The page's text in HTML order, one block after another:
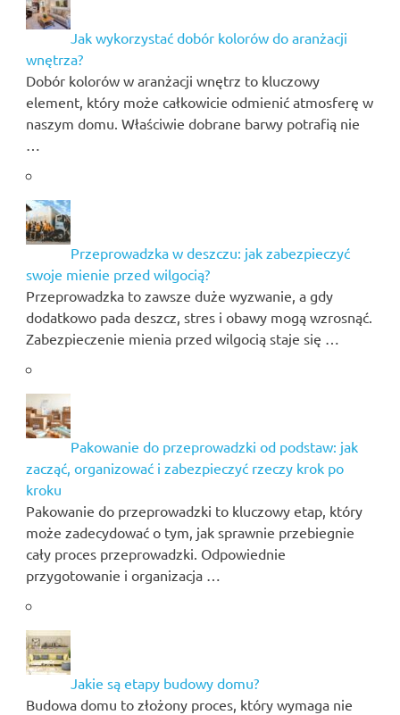
Jak wykorzystać dobór kolorów do aranżacji
wnętrza?
Dobór kolorów w aranżacji wnętrz to kluczowy
element, który może całkowicie odmienić atmosferę w
naszym domu. Właściwie dobrane barwy potrafią nie
…
Przeprowadzka w deszczu: jak zabezpieczyć
swoje mienie przed wilgocią?
Przeprowadzka to zawsze duże wyzwanie, a gdy
dodatkowo pada deszcz, stres i obawy mogą wzrosnąć.
Zabezpieczenie mienia przed wilgocią staje się …
Pakowanie do przeprowadzki od podstaw: jak
zacząć, organizować i zabezpieczyć rzeczy krok po
kroku
Pakowanie do przeprowadzki to kluczowy etap, który
może zadecydować o tym, jak sprawnie przebiegnie
cały proces przeprowadzki. Odpowiednie
przygotowanie i organizacja …
Jakie są etapy budowy domu?
Budowa domu to złożony proces, który wymaga nie